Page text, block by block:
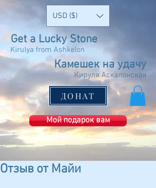
USD ($)
Get a Lucky Stone
Kirulya from Ashkelon
Камешек на удачу
Кируля Аскалонская
ДОНАТ
Мой подарок вам
Отзыв от Майи